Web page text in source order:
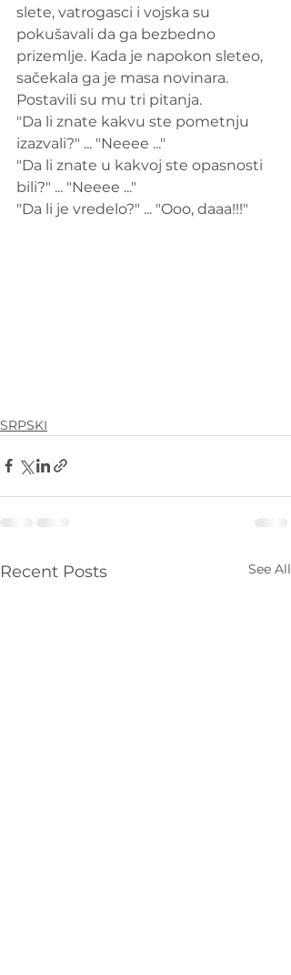
slete, vatrogasci i vojska su
pokušavali da ga bezbedno
prizemlje. Kada je napokon sleteo,
sačekala ga je masa novinara.
Postavili su mu tri pitanja.
"Da li znate kakvu ste pometnju
izazvali?" ... "Neeee ..."
"Da li znate u kakvoj ste opasnosti
bili?" ... "Neeee ..."
"Da li je vredelo?" ... "Ooo, daaa!!!"
SRPSKI
Recent Posts See All